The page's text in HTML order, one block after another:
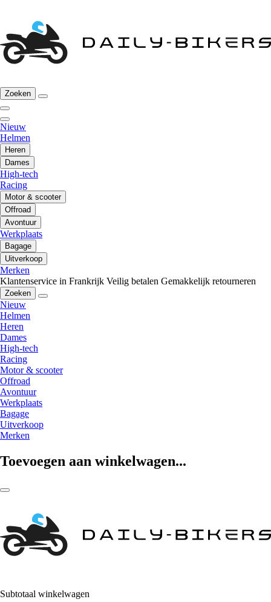
Zoeken
Nieuw
Helmen
Heren
Dames
High-tech
Racing
Motor & scooter
Offroad
Avontuur
Werkplaats
Bagage
Uitverkoop
Merken
Klantenservice in Frankrijk Veilig betalen Gemakkelijk retourneren
Zoeken
Nieuw
Helmen
Heren
Dames
High-tech
Racing
Motor & scooter
Offroad
Avontuur
Werkplaats
Bagage
Uitverkoop
Merken
Toevoegen aan winkelwagen...
Subtotaal winkelwagen